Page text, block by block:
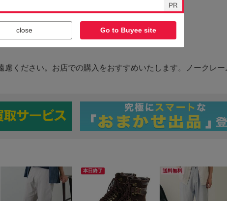
本日終了 送料無料
close Go to Buyee site